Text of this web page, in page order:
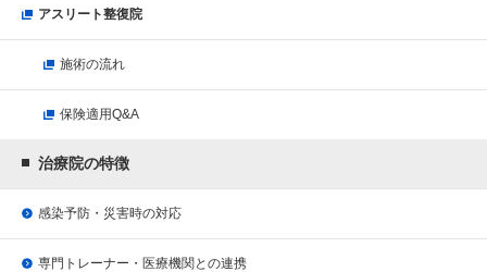
アスリート整復院
施術の流れ
保険適用Q&A
治療院の特徴
感染予防・災害時の対応
専門トレーナー・医療機関との連携